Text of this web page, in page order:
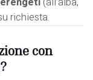
richiesta.
con